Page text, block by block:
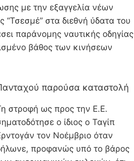
με την εξαγγελία νέων
στα διεθνή ύδατα του
παράνομης ναυτικής οδηγίας
βάθος των κινήσεων
παρούσα καταστολή
στροφή ως προς την Ε.Ε.
ο ίδιος ο Ταγίπ
τον Νοέμβριο όταν
προφανώς υπό το βάρος